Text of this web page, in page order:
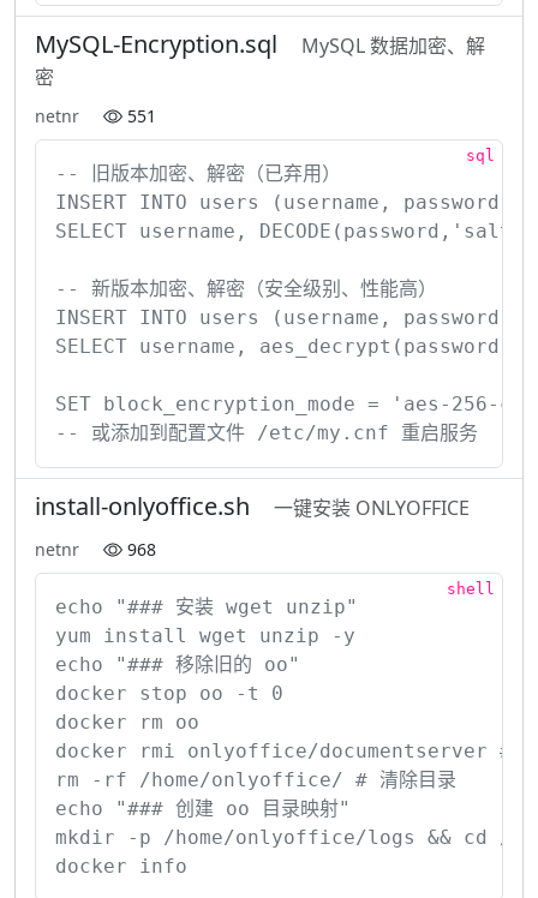
MySQL-Encryption.sql
MySQL 数据加密、解
密
netnr 551
-- 旧版本加密、解密（已弃用）
INSERT INTO users (username,
SELECT username,
-- 新版本加密、解密（安全级别、性能高）
INSERT INTO users (username,
SELECT username,
SET block_encryption_mode = 'aes-256-
-- 或添加到配置文件 /etc/my.cnf 重启服务
install-onlyoffice.sh 一键安装 ONLYOFFICE
netnr 968
echo "### 安装 wget unzip"
yum install wget unzip -y
echo "### 移除旧的 oo"
docker stop oo -t 0
docker rm oo
docker rmi onlyoffice/documentserver # 删
rm -rf /home/onlyoffice/ # 清除目录
echo "### 创建 oo 目录映射"
mkdir -p /home/onlyoffice/logs && cd /
docker info